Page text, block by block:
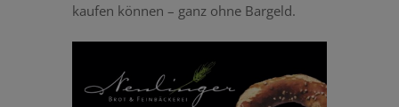
kaufen können – ganz ohne Bargeld.